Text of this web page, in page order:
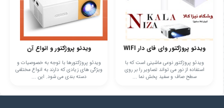
ویدئو پروژکتور وای فای دار WIFI
ویدئو پروژکتور نوعی ماشینی است که با
استفاده از نور می تواند تصاویر را بر روی
سطح صاف و سفید پخش نما ...
ویدئو پروژکتور و انواع آن
ویدئو پروژکتورها با توجه به خصوصیات و
ویژگی های زیادی که دارند به انواع مختلفی
دسته بندی می شود. این ...